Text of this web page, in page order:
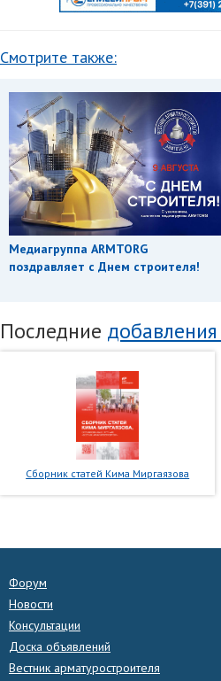
Смотрите также:
Медиагруппа ARMTORG
поздравляет с Днем строителя!
Последние
Сборник статей Кима Миргаязова
Форум
Новости
Консультации
Доска объявлений
Вестник арматуростроителя